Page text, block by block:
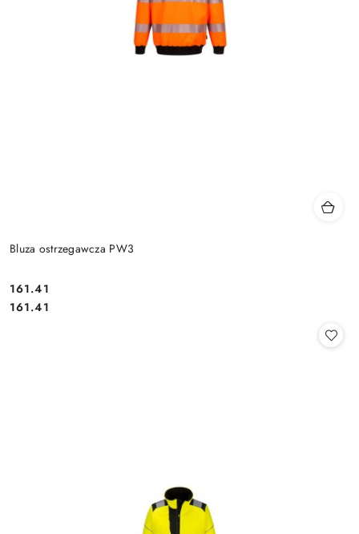
Bluza ostrzegawcza PW3
Cena:
161.41
Cena:
161.41